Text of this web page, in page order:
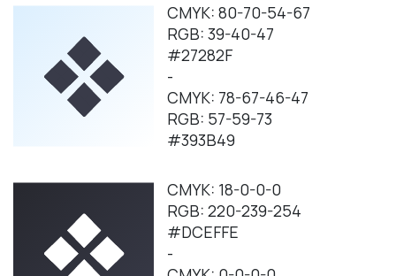
CMYK: 80-70-54-67
RGB: 39-40-47
#27282F
-
CMYK: 78-67-46-47
RGB: 57-59-73
#393B49
CMYK: 18-0-0-0
RGB: 220-239-254
#DCEFFE
-